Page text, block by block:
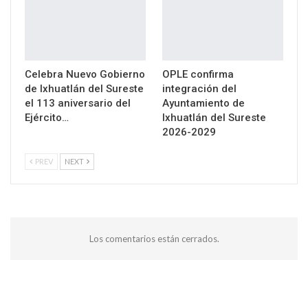
Celebra Nuevo Gobierno
de Ixhuatlán del Sureste
el 113 aniversario del
Ejército…
OPLE confirma
integración del
Ayuntamiento de
Ixhuatlán del Sureste
2026-2029
PREV NEXT
Los comentarios están cerrados.